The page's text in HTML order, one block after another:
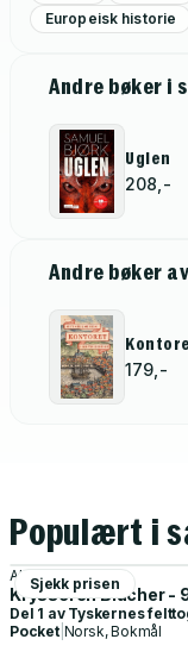
Europeisk historie
Andre bøker i
Uglen
208,-
Andre bøker av
179,-
Populært i
Sjekk prisen
Alf R. Jacobsen
Krysseren Blücher -
Del 1 av Tyskernes
Pocket| Norsk, Bokmål